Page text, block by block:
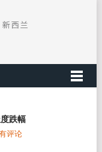
跌幅
评论